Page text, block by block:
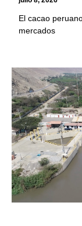
El cacao
mercados